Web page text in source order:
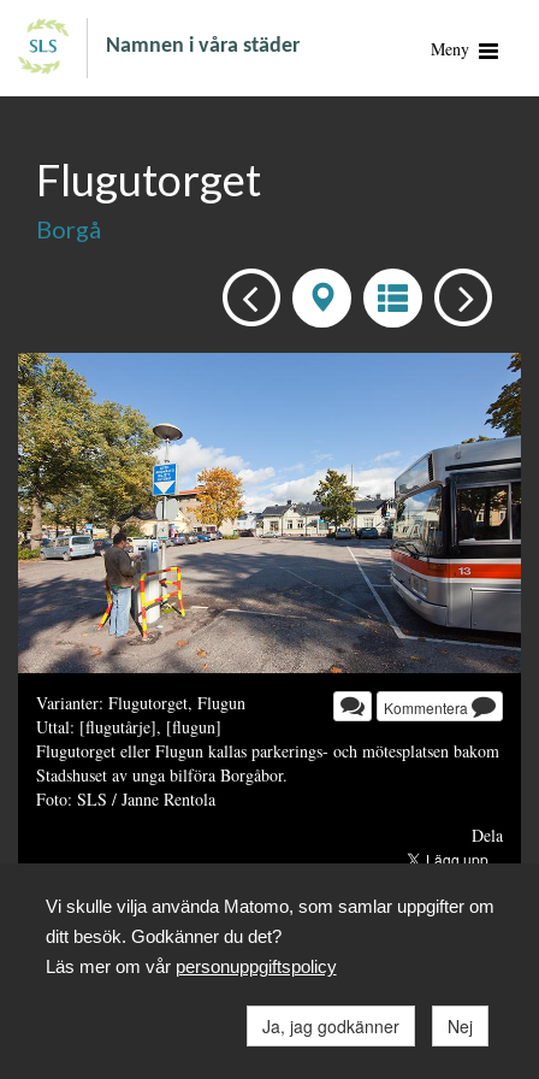
Namnen i våra städer Meny
Flugutorget
Borgå
Kommentera
Varianter: Flugutorget, Flugun
Uttal: [flugutårje], [flugun]
Flugutorget eller Flugun kallas parkerings- och mötesplatsen bakom
Stadshuset av unga bilföra Borgåbor.
Foto: SLS / Janne Rentola
Dela
Vi skulle vilja använda Matomo, som samlar uppgifter om
ditt besök. Godkänner du det?
Läs mer om vår personuppgiftspolicy
Ja, jag godkänner Nej